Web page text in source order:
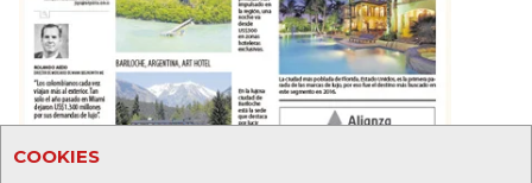
COOKIES